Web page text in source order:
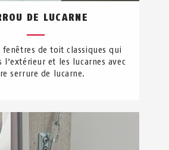
DE LUCARNE
fenêtres de toit classiques qui
l'extérieur et les lucarnes avec
serrure de lucarne.